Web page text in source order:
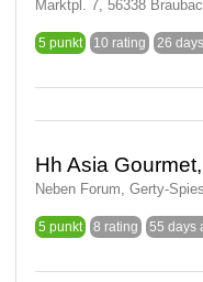
Marktpl. 7, 56338
5 punkt 10 rating 26
Hh Asia
Neben Forum, Gerty-
5 punkt 8 rating 55 days